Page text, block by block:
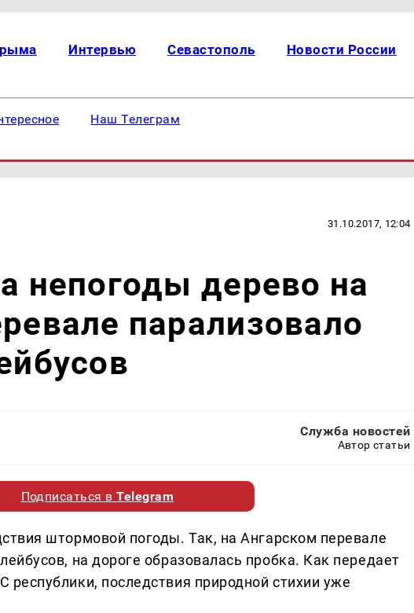
Интервью Севастополь Новости России
Наш Телеграм
31.10.2017, 12:04
непогоды дерево на
парализовало
Служба новостей
Автор статьи
Подписаться вTelegram
штормовой погоды. Так, на Ангарском перевале
на дороге образовалась пробка. Как передает
республики, последствия природной стихии уже